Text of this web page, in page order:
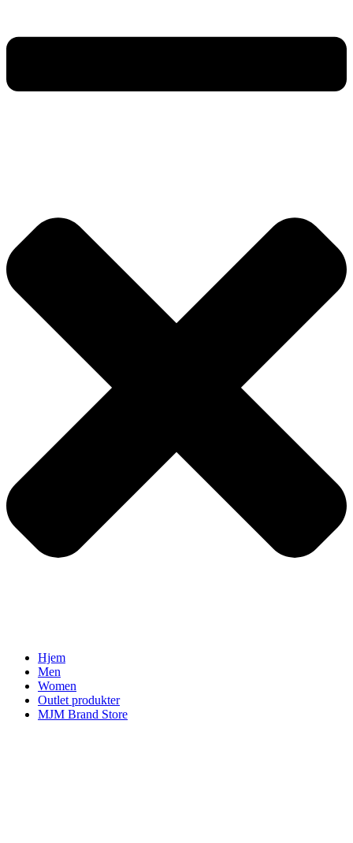
Hjem
Men
Women
Outlet produkter
MJM Brand Store